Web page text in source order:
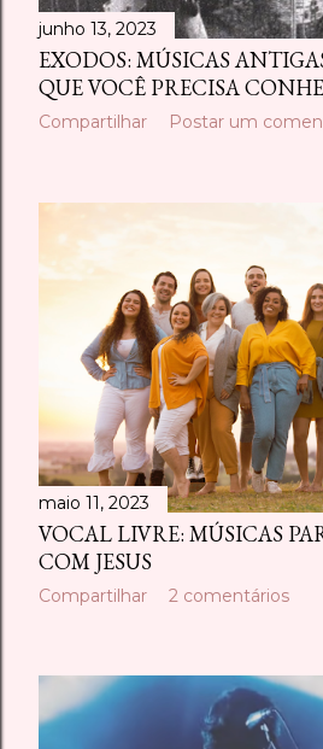
junho 13, 2023
EXODOS: MÚSICAS
QUE VOCÊ PRECISA
Compartilhar Postar um
maio 11, 2023
VOCAL LIVRE: MÚSICAS
COM JESUS
Compartilhar 2 comentários